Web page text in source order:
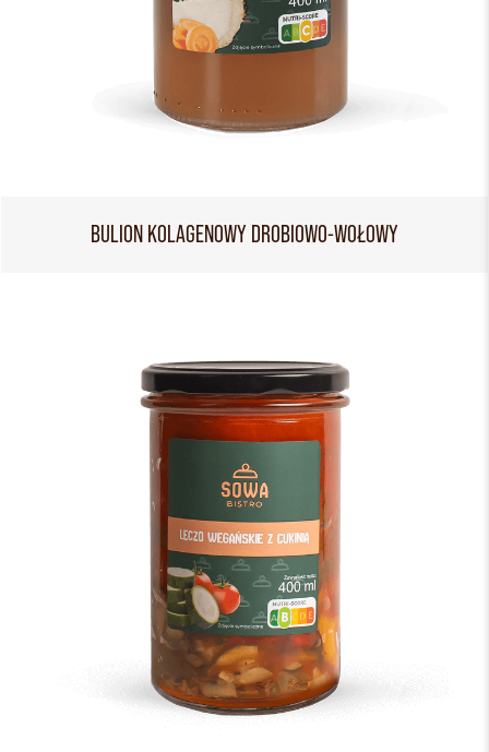
BULION KOLAGENOWY DROBIOWO-WOŁOWY